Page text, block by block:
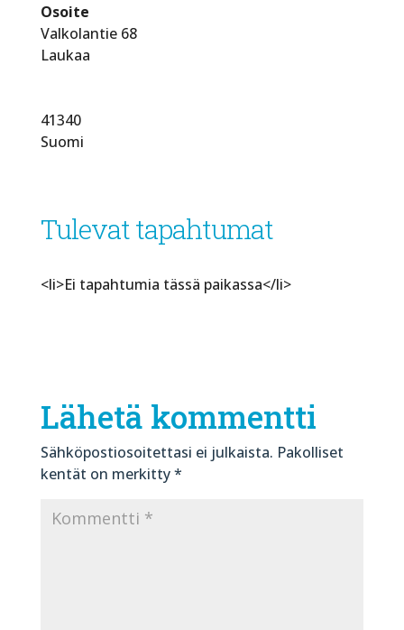
Osoite
Valkolantie 68
Laukaa
41340
Suomi
Tulevat tapahtumat
<li>Ei tapahtumia tässä paikassa</li>
Lähetä kommentti
Sähköpostiosoitettasi ei julkaista. Pakolliset
kentät on merkitty*